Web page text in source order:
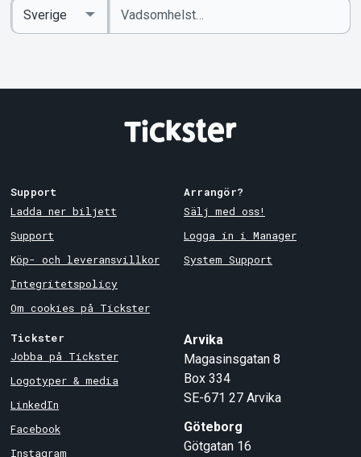
Ange
sökord
Select
Country
Support
Ladda ner biljett
Support
Köp- och leveransvillkor
Integritetspolicy
Om cookies på Tickster
Arrangör?
Sälj med oss!
Logga in i Manager
System Support
Tickster
Jobba på Tickster
Logotyper & media
LinkedIn
Facebook
Instagram
Arvika
Magasinsgatan 8
Box 334
SE-671 27 Arvika
Göteborg
Götgatan 16